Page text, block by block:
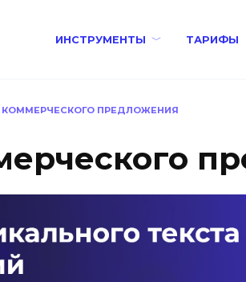
ИНСТРУМЕНТЫ ТАРИФЫ
КОММЕРЧЕСКОГО ПРЕДЛОЖЕНИЯ